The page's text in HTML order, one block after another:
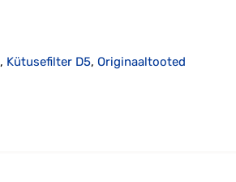
, Kütusefilter D5, Originaaltooted